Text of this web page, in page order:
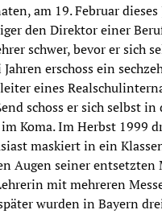
am 19. Februar dieses
den Direktor einer
schwer, bevor er sich
Jahren erschoss ein
eines
schoss er sich selbst in
Koma. Im Herbst 1999
maskiert in ein
Augen seiner entsetzten
mit mehreren
wurden in Bayern